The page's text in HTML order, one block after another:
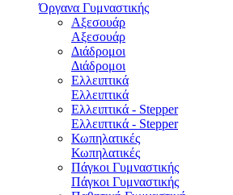
Όργανα Γυμναστικής
Αξεσουάρ
Αξεσουάρ
Διάδρομοι
Διάδρομοι
Ελλειπτικά
Ελλειπτικά
Ελλειπτικά - Stepper
Ελλειπτικά - Stepper
Κωπηλατικές
Κωπηλατικές
Πάγκοι Γυμναστικής
Πάγκοι Γυμναστικής